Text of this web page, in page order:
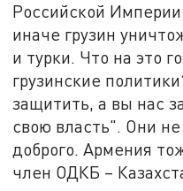
Российской
иначе грузин
и турки. Что на это
грузинские
защитить, а вы нас
свою власть". Они
доброго. Армения
член ОДКБ –